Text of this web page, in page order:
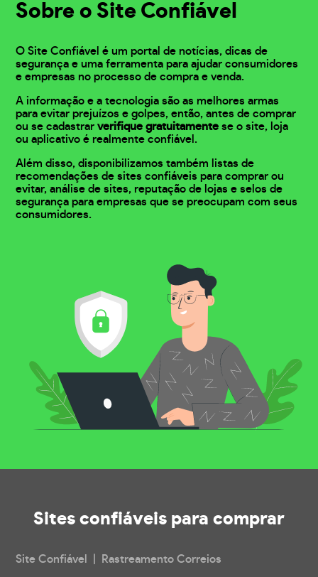
Sobre o Site Confiável
O Site Confiável é um portal de notícias, dicas de
segurança e uma ferramenta para ajudar consumidores
e empresas no processo de compra e venda.
A informação e a tecnologia são as melhores armas
para evitar prejuízos e golpes, então, antes de comprar
ou se cadastrarverifique gratuitamente se o site, loja
ou aplicativo é realmente confiável.
Além disso, disponibilizamos também listas de
recomendações de sites confiáveis para comprar ou
evitar, análise de sites, reputação de lojas e selos de
segurança para empresas que se preocupam com seus
consumidores.
Sites confiáveis para comprar
Site Confiável | Rastreamento Correios